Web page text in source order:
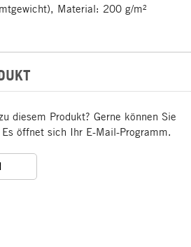
Material: 200 g/m²
diesem Produkt? Gerne können Sie
öffnet sich Ihr E-Mail-Programm.